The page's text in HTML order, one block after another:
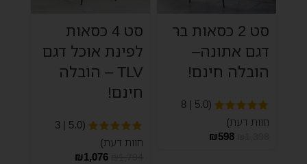
סט 2 כסאות בר
דגם אתונה–
הובלה חינם!
(5.0 | 8
חוות דעת)
₪598
סט 4 כסאות
לפינת אוכל דגם
TLV – הובלה
חינם!
(5.0 | 3
חוות דעת)
₪1,076